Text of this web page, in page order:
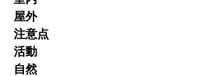
屋外
注意点
活動
自然